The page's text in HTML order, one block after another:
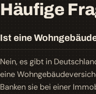
Häufige
Ist eine
Nein, es gibt in
eine
Banken sie bei einer